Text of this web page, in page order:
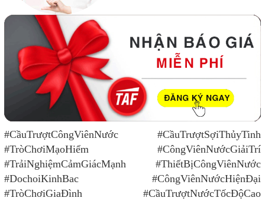
#CầuTrượtCôngViênNước #CầuTrượtSợiThủyTinh
#TròChơiMạoHiểm #CôngViênNướcGiảiTrí
#TrảiNghiệmCảmGiácMạnh #ThiếtBịCôngViênNước
#DochoiKinhBac #CôngViênNướcHiệnĐại
#TròChơiGiaĐình #CầuTrượtNướcTốcĐộCao